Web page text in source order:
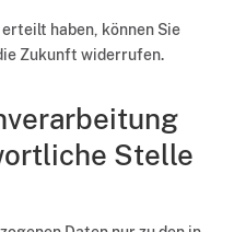
haben, können Sie
Zukunft widerrufen.
Stelle